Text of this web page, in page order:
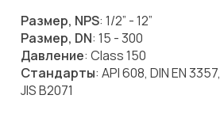
Размер, NPS: 1/2” - 12”
Размер, DN: 15 - 300
Давление: Class 150
Стандарты: API 608, DIN EN 3357,
JIS B2071